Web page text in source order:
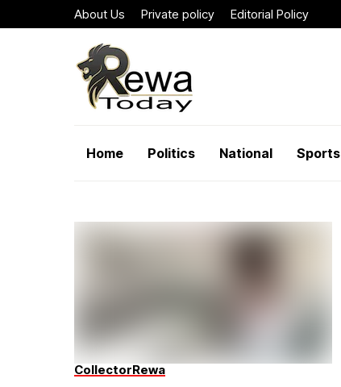
About Us Private policy Editorial Policy
Home Politics National Sports
CollectorRewa